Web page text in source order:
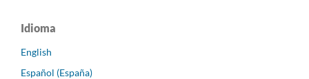
Idioma
English
Español (España)